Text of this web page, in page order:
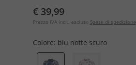
€ 39,99
Prezzo IVA incl., escluso Spese di spedizione
Colore: blu notte scuro